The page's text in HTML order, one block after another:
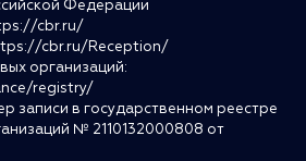
Федерации
cbr.ru/
cbr.ru/Reception/
организаций:
registry/
записи в государственном реестре
№ 2110132000808 от